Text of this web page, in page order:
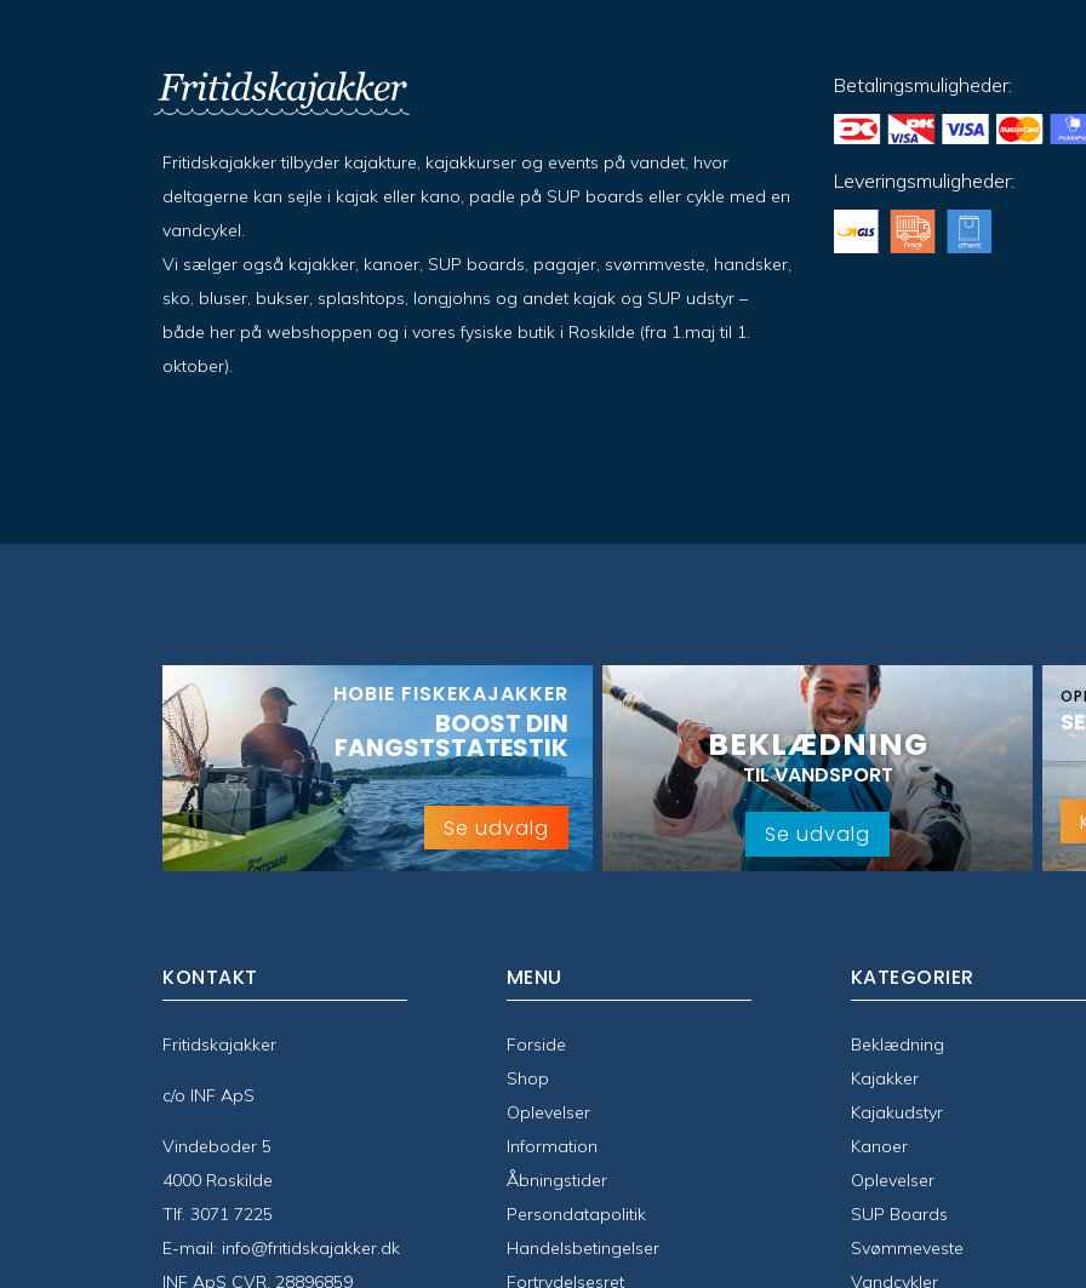
Fritidskajakker tilbyder kajakture, kajakkurser og events på vandet, hvor
deltagerne kan sejle i kajak eller kano, padle på SUP boards eller cykle med en
vandcykel.
Vi sælger også kajakker, kanoer, SUP boards, pagajer, svømmveste, handsker,
sko, bluser, bukser, splashtops, longjohns og andet kajak og SUP udstyr –
både her på webshoppen og i vores fysiske butik i Roskilde (fra 1.maj til 1.
oktober).
Betalingsmuligheder:
Leveringsmuligheder:
HOBIE FISKEKAJAKKER
BOOST DIN
FANGSTSTATESTIK
Se udvalg
BEKLÆDNING
TIL VANDSPORT
Se udvalg
KONTAKT
Fritidskajakker
c/o INF ApS
Vindeboder 5
4000 Roskilde
Tlf.3071 7225
E-mail: info@fritidskajakker.dk
INF ApS CVR. 28896859
MENU
Forside
Shop
Oplevelser
Information
Åbningstider
Persondatapolitik
Handelsbetingelser
Fortrydelsesret
KATEGORIER
Beklædning
Kajakker
Kajakudstyr
Kanoer
Oplevelser
SUP Boards
Svømmeveste
Vandcykler